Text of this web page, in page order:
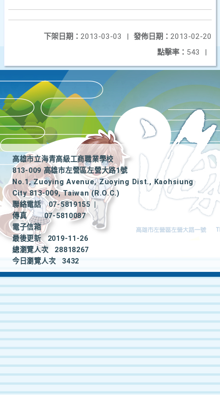
發佈日期： 2013-02-20
下架日期： 2013-03-03
|
點擊率： 543 |
高雄市立海青高級工商職業學校
813-009 高雄市左營區左營大路1號
No.1, Zuoying Avenue, Zuoying Dist., Kaohsiung
City 813-009, Taiwan (R.O.C.)
聯絡電話
07-5819155
|
傳真
07-5810087
電子信箱
最後更新
2019-11-26
總瀏覽人次
28818267
今日瀏覽人次
3432